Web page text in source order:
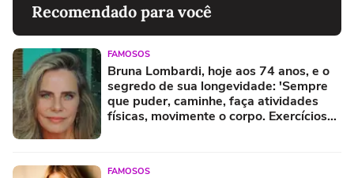
Recomendado para você
FAMOSOS
Bruna Lombardi, hoje aos 74 anos, e o
segredo de sua longevidade: 'Sempre
que puder, caminhe, faça atividades
físicas, movimente o corpo. Exercícios
FAMOSOS